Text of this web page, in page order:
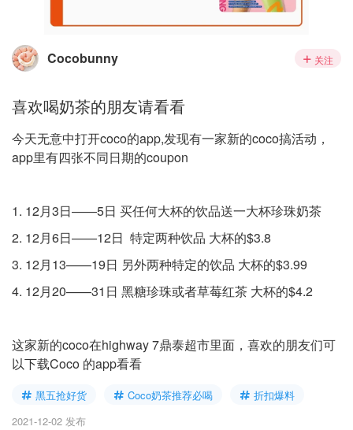
Cocobunny 关注
喜欢喝奶茶的朋友请看看
今天无意中打开coco的app,发现有一家新的coco搞活动，
app里有四张不同日期的coupon
1. 12月3日——5日 买任何大杯的饮品送一大杯珍珠奶茶
2. 12月6日——12日 特定两种饮品 大杯的$3.8
3. 12月13——19日 另外两种特定的饮品 大杯的$3.99
4. 12月20——31日 黑糖珍珠或者草莓红茶 大杯的$4.2
这家新的coco在highway 7鼎泰超市里面，喜欢的朋友们可
以下载Coco 的app看看
黑五抢好货 Coco奶茶推荐必喝
折扣爆料
2021-12-02 发布